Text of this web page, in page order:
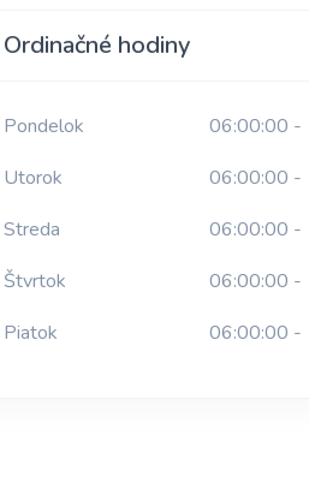
Ordinačné hodiny
Pondelok
06:00:00 -
Utorok
06:00:00 -
Streda
06:00:00 -
Štvrtok
06:00:00 -
Piatok
06:00:00 -